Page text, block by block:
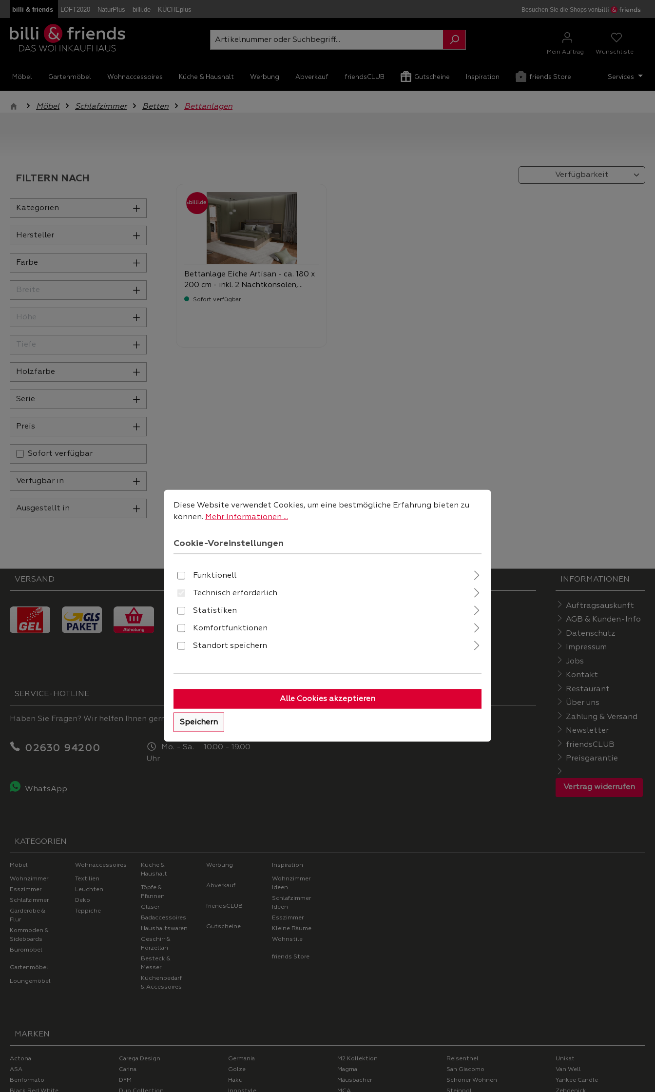
Hauptinhalt springen
Zur Suche springen
Zur Hauptnavigation springen
billi & friends LOFT2020 NaturPlus billi.de KÜCHEplus Besuchen Sie die Shops von
Mein Auftrag Wunschliste
Möbel Gartenmöbel Wohnaccessoires Küche & Haushalt Werbung Abverkauf friendsCLUB Gutscheine Inspiration friends Store Services
Möbel Schlafzimmer Betten Bettanlagen
FILTERN NACH
Kategorien
Hersteller
Farbe
Breite
Höhe
Tiefe
Holzfarbe
Serie
Preis
Sofort verfügbar
Verfügbar in
Ausgestellt in
Bettanlage Eiche Artisan - ca. 180 x
200 cm - inkl. 2 Nachtkonsolen,
Stauraum im Fussteil - Thorvald
Sofort verfügbar
VERSAND
SERVICE-HOTLINE
Haben Sie Fragen? Wir helfen Ihnen gerne.
02630 94200
Mo. - Sa. 10.00 - 19.00
Uhr
WhatsApp
INFORMATIONEN
Auftragsauskunft
AGB & Kunden-Info
Datenschutz
Impressum
Jobs
Kontakt
Restaurant
Über uns
Zahlung & Versand
Newsletter
friendsCLUB
Preisgarantie
KATEGORIEN
Möbel
Wohnzimmer
Esszimmer
Schlafzimmer
Garderobe &
Flur
Kommoden &
Sideboards
Büromöbel
Gartenmöbel
Loungemöbel
Wohnaccessoires
Textilien
Leuchten
Deko
Teppiche
Küche &
Haushalt
Töpfe &
Pfannen
Gläser
Badaccessoires
Haushaltswaren
Geschirr &
Porzellan
Besteck &
Messer
Küchenbedarf
& Accessoires
Werbung
Abverkauf
friendsCLUB
Gutscheine
Inspiration
Wohnzimmer
Ideen
Schlafzimmer
Ideen
Esszimmer
Kleine Räume
Wohnstile
friends Store
MARKEN
Actona
ASA
Benformato
Carega Design
Carina
DFM
Germania
Golze
Haku
M2 Kollektion
Magma
Mäusbacher
Reisenthel
San Giacomo
Schöner Wohnen
Unikat
Van Well
Yankee Candle
Cookie-Voreinstellungen
Diese Website verwendet Cookies, um eine bestmögliche Erfahrung bieten zu können.
Diese Website verwendet Cookies, um eine bestmögliche Erfahrung bieten zu
können. Mehr Informationen ...
Cookie-Voreinstellungen
Funktionell
Technisch erforderlich
Statistiken
Komfortfunktionen
Standort speichern
Alle Cookies akzeptieren
Speichern